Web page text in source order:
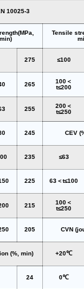
10025-3
min)
Tensile
275 ≤100
265
100＜
t≤200
255
200＜
t≤250
245 CEV
235 ≤63
225 63＜t≤100
215
100＜
t≤250
205 CVN
(%, min) +20℃
24 0℃